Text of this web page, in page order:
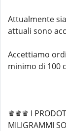
Attualmente
attuali sono
Accettiamo
minimo di 100
♛♛♛ I
MILIGRAMMI